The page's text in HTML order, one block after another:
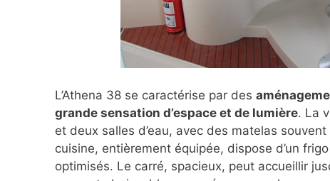
L’Athena 38 se caractérise par des
grande sensation d’espace et de lumière. La
et deux salles d’eau, avec des matelas
cuisine, entièrement équipée, dispose d’un
optimisés. Le carré, spacieux, peut accueillir